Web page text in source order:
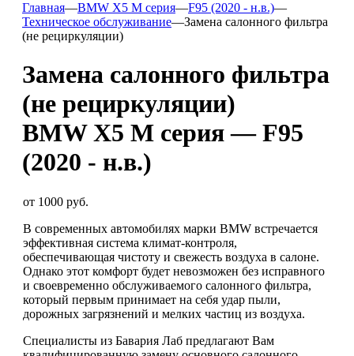
Главная—BMW X5 M серия—F95 (2020 - н.в.)—
Техническое обслуживание—Замена салонного фильтра
(не рециркуляции)
Замена салонного фильтра
(не рециркуляции)
BMW X5 M серия — F95
(2020 - н.в.)
от 1000 руб.
В современных автомобилях марки BMW встречается
эффективная система климат-контроля,
обеспечивающая чистоту и свежесть воздуха в салоне.
Однако этот комфорт будет невозможен без исправного
и своевременно обслуживаемого салонного фильтра,
который первым принимает на себя удар пыли,
дорожных загрязнений и мелких частиц из воздуха.
Специалисты из Бавария Лаб предлагают Вам